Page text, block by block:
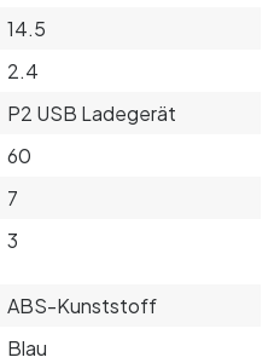
14.5
2.4
P2 USB Ladegerät
60
7
3
ABS-Kunststoff
Blau